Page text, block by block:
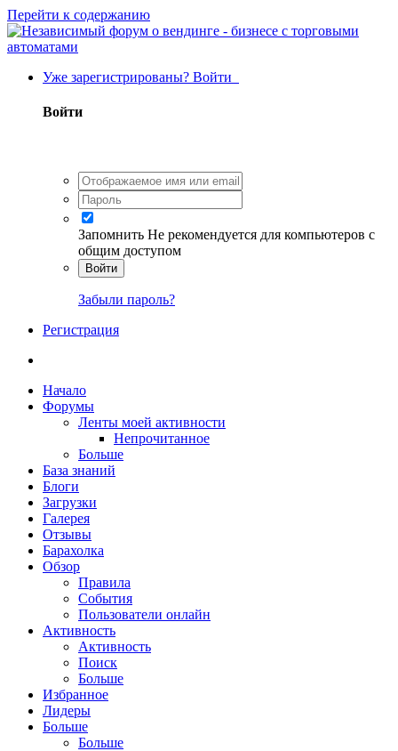
Перейти к содержанию
Уже зарегистрированы? Войти
Войти
Запомнить Не рекомендуется для компьютеров с
общим доступом
Войти
Забыли пароль?
Регистрация
Начало
Форумы
Ленты моей активности
Непрочитанное
Больше
База знаний
Блоги
Загрузки
Галерея
Отзывы
Барахолка
Обзор
Правила
События
Пользователи онлайн
Активность
Активность
Поиск
Больше
Избранное
Лидеры
Больше
Больше